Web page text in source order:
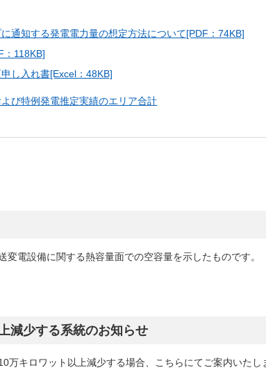
通知する発電電力量の想定方法について[PDF：74KB]
：118KB]
し入れ書[Excel：48KB]
び特例発電推定実績のエリア合計
電設備に関する熱容量面での空容量を示したものです。
減少する系統のお知らせ
万キロワット以上減少する場合、こちらにてご案内いたし